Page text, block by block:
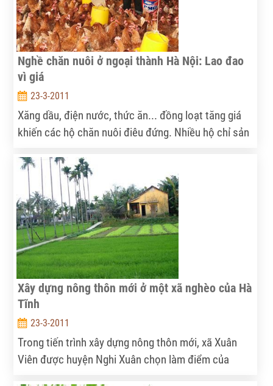
tượng được bảo hiểm.
Nghề chăn nuôi ở ngoại thành Hà Nội: Lao đao
vì giá
23-3-2011
Xăng dầu, điện nước, thức ăn... đồng loạt tăng giá
khiến các hộ chăn nuôi điêu đứng. Nhiều hộ chỉ sản
rất cần sự hỗ trợ của Nhà nước để có thể tiếp tục
sản xuất kinh doanh.
Xây dựng nông thôn mới ở một xã nghèo của Hà
Tĩnh
23-3-2011
Trong tiến trình xây dựng nông thôn mới, xã Xuân
Viên được huyện Nghi Xuân chọn làm điểm của